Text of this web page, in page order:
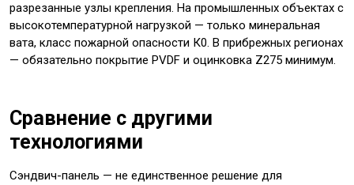
разрезанные узлы крепления. На промышленных объектах с
высокотемпературной нагрузкой — только минеральная
вата, класс пожарной опасности К0. В прибрежных регионах
— обязательно покрытие PVDF и оцинковка Z275 минимум.
Сравнение с другими
технологиями
Сэндвич-панель — не единственное решение для